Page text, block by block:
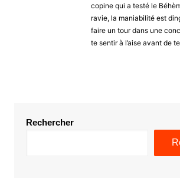
copine qui a testé le
ravie, la maniabilité est
faire un tour dans une
te sentir à l’aise avant de
Rechercher